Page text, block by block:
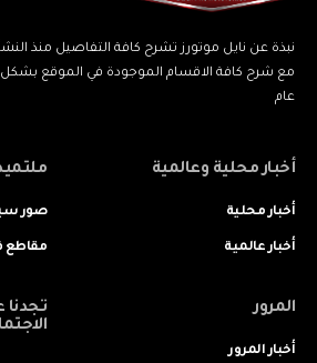
نبذة عن نايل موتورز تشرح كافة التفاصيل منذ
مع شرح كافة الاقسام الموجودة في الموقع بشكل
عام
أخبار محلية وعالمية
أخبار محلية
أخبار عالمية
صور
مقاطع
المرور
أخبار المرور
تجدنا